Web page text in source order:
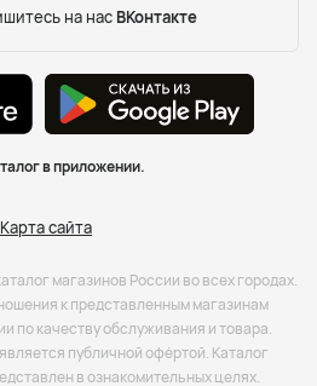
на нас ВКонтакте
в приложении.
Карта сайта
магазинов России во всех городах.
к представленным магазинам
по качеству обслуживания и товара.
публичной офёртой. Каталог
в ознакомительных целях.